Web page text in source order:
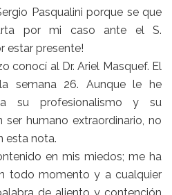
Pasqualini porque se que
por mi caso ante el S.
estar presente!
conocí al Dr. Ariel Masquef. El
semana 26. Aunque le he
su profesionalismo y su
ser humano extraordinario, no
esta nota.
en mis miedos; me ha
todo momento y a cualquier